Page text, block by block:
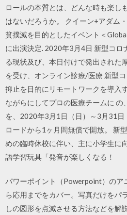
ロールの本質とは、どんな時も楽し
はないだろうか。 クイーン+アダム
貧撲滅を目的としたイベント＜
に出演決定. 2020年3月4日 新型コロ
る現状及び、本日付けで発出された
を受け、オンライン診療/医療 新型
抑止を目的にリモートワークを導入
ながらにしてプロの医療チームに の
を、2020年3月1日（日）～3月31日
ロードから1ヶ月間無償で開放。 新
めの臨時休校に伴い、主に小学生に
語学習玩具「発音が楽しくなる！
パワーポイント（Powerpoint）のア
ら応用までをカバー。写真だけをパ
しの図形を点滅させる方法などを解